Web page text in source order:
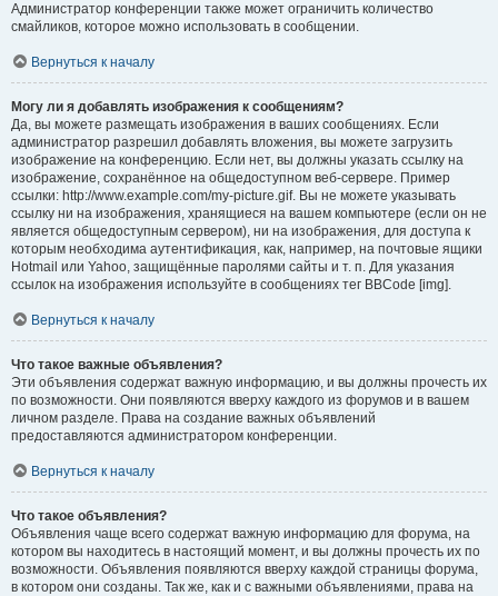
Администратор конференции также может ограничить количество
смайликов, которое можно использовать в сообщении.
Вернуться к началу
Могу ли я добавлять изображения к сообщениям?
Да, вы можете размещать изображения в ваших сообщениях. Если
администратор разрешил добавлять вложения, вы можете загрузить
изображение на конференцию. Если нет, вы должны указать ссылку на
изображение, сохранённое на общедоступном веб-сервере. Пример
ссылки: http://www.example.com/my-picture.gif. Вы не можете указывать
ссылку ни на изображения, хранящиеся на вашем компьютере (если он не
является общедоступным сервером), ни на изображения, для доступа к
которым необходима аутентификация, как, например, на почтовые ящики
Hotmail или Yahoo, защищённые паролями сайты и т. п. Для указания
ссылок на изображения используйте в сообщениях тег BBCode [img].
Вернуться к началу
Что такое важные объявления?
Эти объявления содержат важную информацию, и вы должны прочесть их
по возможности. Они появляются вверху каждого из форумов и в вашем
личном разделе. Права на создание важных объявлений
предоставляются администратором конференции.
Вернуться к началу
Что такое объявления?
Объявления чаще всего содержат важную информацию для форума, на
котором вы находитесь в настоящий момент, и вы должны прочесть их по
возможности. Объявления появляются вверху каждой страницы форума,
в котором они созданы. Так же, как и с важными объявлениями, права на